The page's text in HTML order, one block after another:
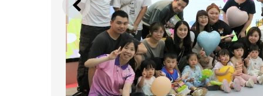
上一則